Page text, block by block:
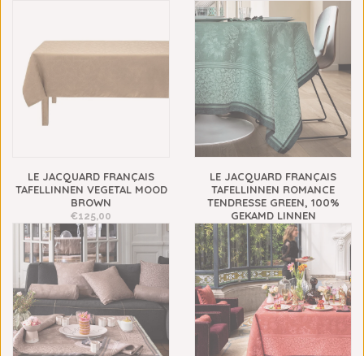
LE JACQUARD FRANÇAIS
TAFELLINNEN VEGETAL MOOD
BROWN
€125,00
LE JACQUARD FRANÇAIS
TAFELLINNEN ROMANCE
TENDRESSE GREEN, 100%
GEKAMD LINNEN
€109,00